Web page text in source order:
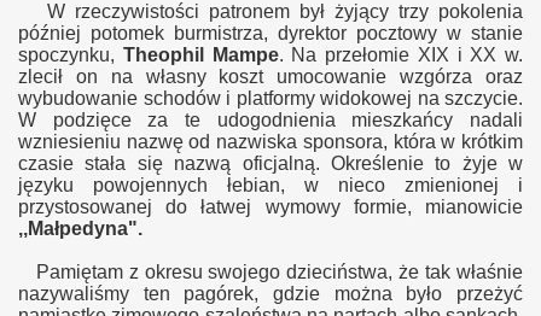
W rzeczywistości patronem był żyjący trzy pokolenia
później potomek burmistrza, dyrektor pocztowy w stanie
spoczynku, Theophil Mampe. Na przełomie XIX i XX w.
zlecił on na własny koszt umocowanie wzgórza oraz
wybudowanie schodów i platformy widokowej na szczycie.
W podzięce za te udogodnienia mieszkańcy nadali
wzniesieniu nazwę od nazwiska sponsora, która w krótkim
czasie stała się nazwą oficjalną. Określenie to żyje w
języku powojennych łebian, w nieco zmienionej i
przystosowanej do łatwej wymowy formie, mianowicie
,,Małpedyna".
Pamiętam z okresu swojego dzieciństwa, że tak właśnie
nazywaliśmy ten pagórek, gdzie można było przeżyć